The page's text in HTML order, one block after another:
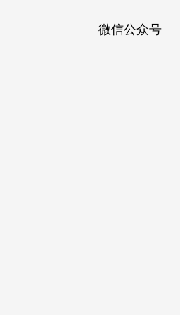
微信公众号